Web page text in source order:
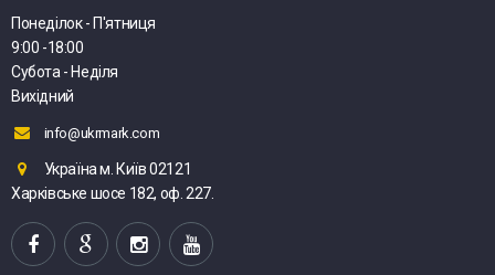
Понеділок - П'ятниця
9:00 -18:00
Субота - Неділя
Вихідний
info@ukrmark.com
Україна м. Київ 02121
Харківське шосе 182, оф. 227.